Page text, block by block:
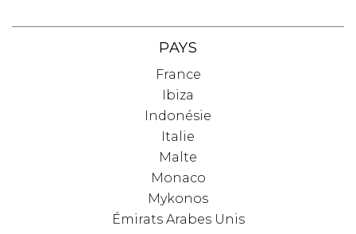
PAYS
France
Ibiza
Indonésie
Italie
Malte
Monaco
Mykonos
Émirats Arabes Unis